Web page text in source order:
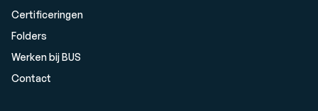
Certificeringen
Folders
Werken bij BUS
Contact